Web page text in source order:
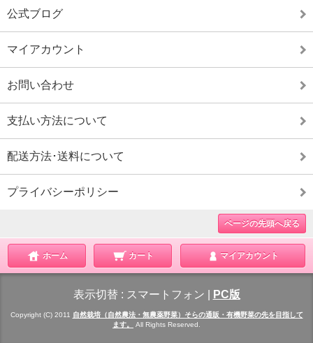
公式ブログ
マイアカウント
お問い合わせ
支払い方法について
配送方法･送料について
プライバシーポリシー
ページの先頭へ戻る
ホーム カート マイアカウント
表示切替 : スマートフォン PC版
Copyright (C) 2011 自然栽培（自然農法・無農薬野菜）そらの通販・有機野菜の先を目指して
ます。
All Rights Reserved.